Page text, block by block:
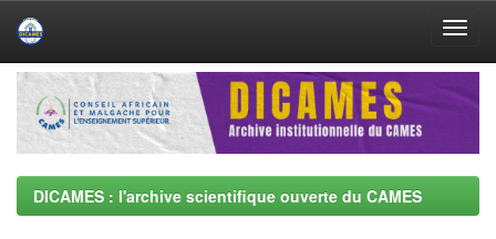
Skip
navigation
DICAMES : l'archive scientifique ouverte du CAMES